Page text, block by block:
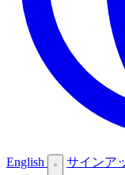
English サインア